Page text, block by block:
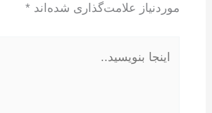
موردنیاز علامت‌گذاری شده‌اند *